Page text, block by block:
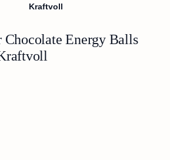
Kraftvoll
Chocolate Energy Balls